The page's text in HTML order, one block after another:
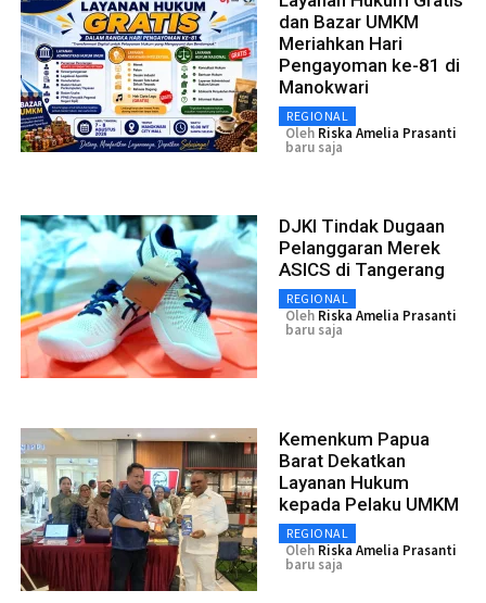
dan Bazar UMKM
Meriahkan Hari
Pengayoman ke-81 di
Manokwari
REGIONAL
Oleh Riska Amelia Prasanti
baru saja
DJKI Tindak Dugaan
Pelanggaran Merek
ASICS di Tangerang
REGIONAL
Oleh Riska Amelia Prasanti
baru saja
Kemenkum Papua
Barat Dekatkan
Layanan Hukum
kepada Pelaku UMKM
REGIONAL
Oleh Riska Amelia Prasanti
baru saja